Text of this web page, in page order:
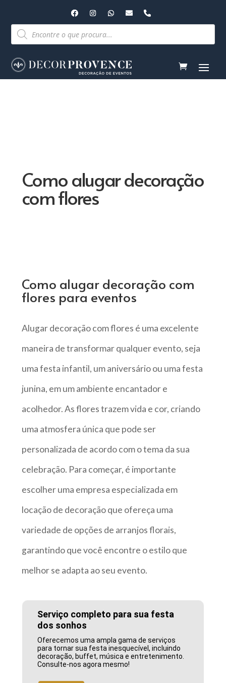
Pesquisar
produtos
Como alugar decoração
com flores
Como alugar decoração com
flores para eventos
Alugar decoração com flores é uma excelente
maneira de transformar qualquer evento, seja
uma festa infantil, um aniversário ou uma festa
junina, em um ambiente encantador e
acolhedor. As flores trazem vida e cor, criando
uma atmosfera única que pode ser
personalizada de acordo com o tema da sua
celebração. Para começar, é importante
escolher uma empresa especializada em
locação de decoração que ofereça uma
variedade de opções de arranjos florais,
garantindo que você encontre o estilo que
melhor se adapta ao seu evento.
Serviço completo para sua festa
dos sonhos
Oferecemos uma ampla gama de serviços
para tornar sua festa inesquecível, incluindo
decoração, buffet, música e entretenimento.
Consulte-nos agora mesmo!